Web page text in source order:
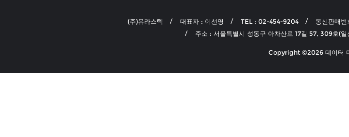
(주)유라스텍 대표자 : 이선영 TEL : 02-454-9204
통신판매
주소 : 서울특별시 성동구 아차산로 17길 57, 309호(일
Copyright ©2026 데이터